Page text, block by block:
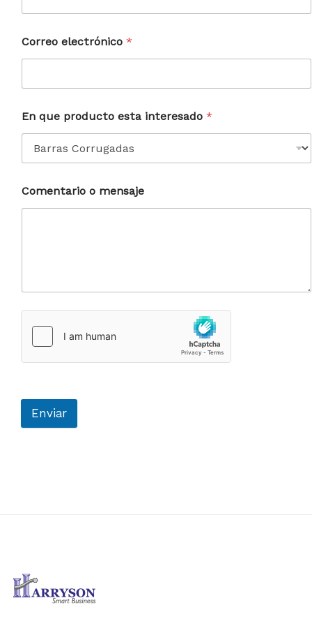
Correo electrónico *
En que producto esta interesado *
Comentario o mensaje
Enviar